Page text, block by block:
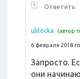
↑ Ответить
ulitocka (автор
6 февраля 2018
Запросто.
они